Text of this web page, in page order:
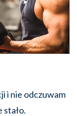
i nie odczuwam
stało.